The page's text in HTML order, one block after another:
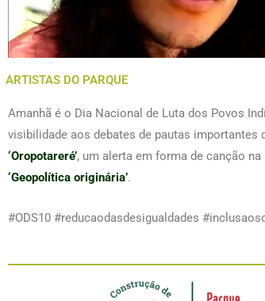
ARTISTAS DO PARQUE
Amanhã é o Dia Nacional de Luta dos Povos
visibilidade aos debates de pautas importantes
‘Oropotareré’, um alerta em forma de canção na
‘Geopolítica originária’.
#ODS10 #reducaodasdesigualdades